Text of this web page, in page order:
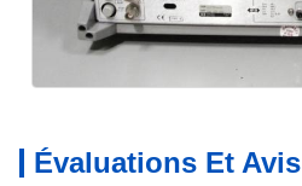
Évaluations Et Avis